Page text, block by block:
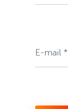
E-mail *